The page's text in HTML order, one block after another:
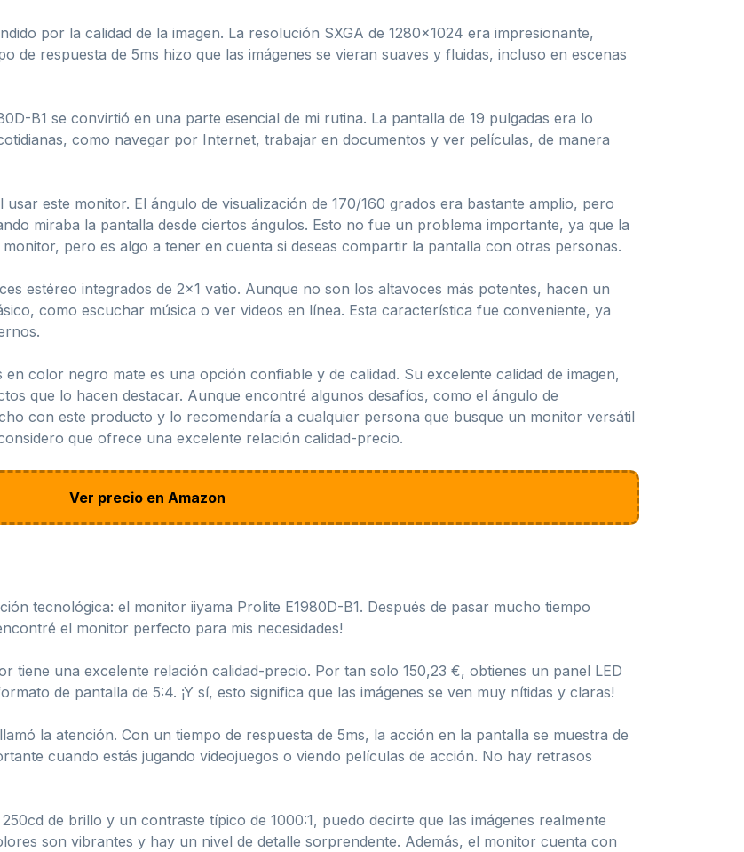
por la calidad de la imagen. La resolución SXGA de 1280×1024 era impresionante,
de respuesta de 5ms hizo que las imágenes se vieran suaves y fluidas, incluso en escenas
B1 se convirtió en una parte esencial de mi rutina. La pantalla de 19 pulgadas era lo
como navegar por Internet, trabajar en documentos y ver películas, de manera
este monitor. El ángulo de visualización de 170/160 grados era bastante amplio, pero
miraba la pantalla desde ciertos ángulos. Esto no fue un problema importante, ya que la
pero es algo a tener en cuenta si deseas compartir la pantalla con otras personas.
estéreo integrados de 2×1 vatio. Aunque no son los altavoces más potentes, hacen un
como escuchar música o ver videos en línea. Esta característica fue conveniente, ya
en color negro mate es una opción confiable y de calidad. Su excelente calidad de imagen,
que lo hacen destacar. Aunque encontré algunos desafíos, como el ángulo de
con este producto y lo recomendaría a cualquier persona que busque un monitor versátil
que ofrece una excelente relación calidad-precio.
Ver precio en Amazon
tecnológica: el monitor iiyama Prolite E1980D-B1. Después de pasar mucho tiempo
el monitor perfecto para mis necesidades!
tiene una excelente relación calidad-precio. Por tan solo 150,23 €, obtienes un panel LED
de pantalla de 5:4. ¡Y sí, esto significa que las imágenes se ven muy nítidas y claras!
la atención. Con un tiempo de respuesta de 5ms, la acción en la pantalla se muestra de
cuando estás jugando videojuegos o viendo películas de acción. No hay retrasos
de brillo y un contraste típico de 1000:1, puedo decirte que las imágenes realmente
son vibrantes y hay un nivel de detalle sorprendente. Además, el monitor cuenta con